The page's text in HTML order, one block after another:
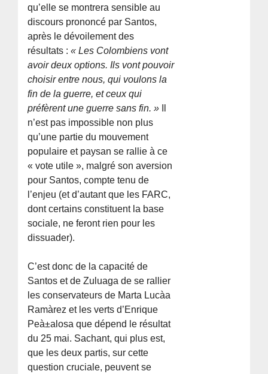
qu’elle se montrera sensible au
discours prononcé par Santos,
après le dévoilement des
résultats :« Les Colombiens vont
avoir deux options. Ils vont pouvoir
choisir entre nous, qui voulons la
fin de la guerre, et ceux qui
préfèrent une guerre sans fin. »
n’est pas impossible non plus
qu’une partie du mouvement
populaire et paysan se rallie à ce
« vote utile », malgré son aversion
pour Santos, compte tenu de
l’enjeu (et d’autant que les FARC,
dont certains constituent la base
sociale, ne feront rien pour les
dissuader).
C’est donc de la capacité de
Santos et de Zuluaga de se rallier
les conservateurs de Marta Lucà­a
Ramà­rez et les verts d’Enrique
Peà±alosa que dépend le résultat
du 25 mai. Sachant, qui plus est,
que les deux partis, sur cette
question cruciale, peuvent se